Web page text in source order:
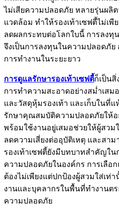
ไม่เสียความปลอดภัย หลายรุ่นผลิ
แวดล้อม ทำให้รองเท้าเซฟตี้ไม่เพี
ลดผลกระทบต่อโลกใบนี้ การลงทุ
จึงเป็นการลงทุนในความปลอดภั
การทำงานในระยะยาว
การดูแลรักษารองเท้าเซฟตี้ก็เป็น
การทำความสะอาดอย่างสม่ำเสม
และวัสดุหุ้มรองเท้า และเก็บในที่แ
รักษาคุณสมบัติความปลอดภัยให้อ
พร้อมใช้งานอยู่เสมอช่วยให้ผู้สวม
ลดความเสี่ยงต่ออุบัติเหตุ และสา
รองเท้าเซฟตี้ยังมีบทบาทสำคัญใ
ความปลอดภัยในองค์กร การเลือ
ต้องไม่เพียงแต่ปกป้องผู้สวมใส่เท่
งานและบุคลากรในพื้นที่ทำงานต
ความปลอดภัย